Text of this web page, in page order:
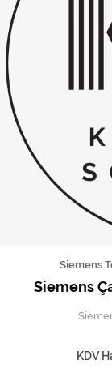
Siemens
Siemens
KDV